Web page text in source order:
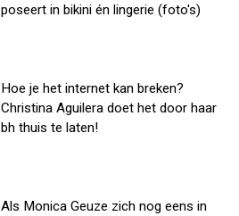
poseert in bikini én lingerie (foto's)
Hoe je het internet kan breken?
Christina Aguilera doet het door haar
bh thuis te laten!
Als Monica Geuze zich nog eens in